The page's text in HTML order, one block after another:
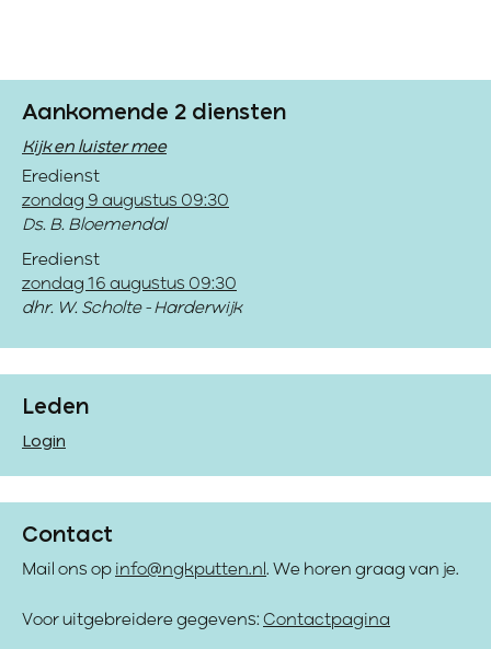
Aankomende 2 diensten
Kijk en luister mee
Eredienst
zondag 9 augustus 09:30
Ds. B. Bloemendal
Eredienst
zondag 16 augustus 09:30
dhr. W. Scholte - Harderwijk
Leden
Login
Contact
Mail ons op info@ngkputten.nl . We horen graag van je.
Voor uitgebreidere gegevens: Contactpagina